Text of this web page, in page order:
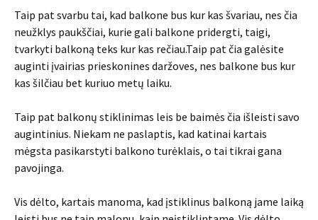
Taip pat svarbu tai, kad balkone bus kur kas švariau, nes čia
neužklys paukščiai, kurie gali balkone pridergti, taigi,
tvarkyti balkoną teks kur kas rečiau.Taip pat čia galėsite
auginti įvairias prieskonines daržoves, nes balkone bus kur
kas šilčiau bet kuriuo metų laiku.
Taip pat balkonų stiklinimas leis be baimės čia išleisti savo
augintinius. Niekam ne paslaptis, kad katinai kartais
mėgsta pasikarstyti balkono turėklais, o tai tikrai gana
pavojinga.
Vis dėlto, kartais manoma, kad įstiklinus balkoną jame laiką